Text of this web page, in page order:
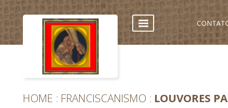
HOME FRANCISCANISMO LOUVORES